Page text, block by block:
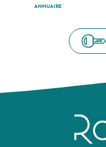
ANNUAIRE